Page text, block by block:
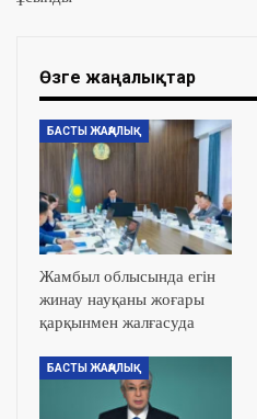
Өзге жаңалықтар
БАСТЫ ЖАҢАЛЫҚ
Жамбыл облысында егін
жинау науқаны жоғары
қарқынмен жалғасуда
БАСТЫ ЖАҢАЛЫҚ